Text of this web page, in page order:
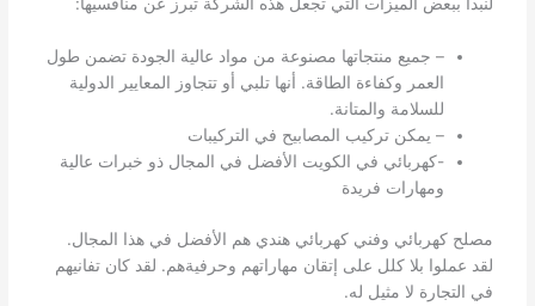
لنبدأ ببعض الميزات التي تجعل هذه الشركة تبرز عن منافسيها:
– جميع منتجاتها مصنوعة من مواد عالية الجودة تضمن طول
العمر وكفاءة الطاقة. أنها تلبي أو تتجاوز المعايير الدولية
للسلامة والمتانة.
– يمكن تركيب المصابيح في التركيبات
-كهربائي في الكويت الأفضل في المجال ذو خبرات عالية
ومهارات فريدة
مصلح كهربائي وفني كهربائي هندي هم الأفضل في هذا المجال.
لقد عملوا بلا كلل على إتقان مهاراتهم وحرفيةهم. لقد كان تفانيهم
في التجارة لا مثيل له.